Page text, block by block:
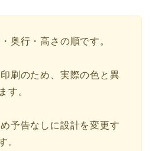
奥行・高さの順です。
刷のため、実際の色と異
す。
予告なしに設計を変更す
。